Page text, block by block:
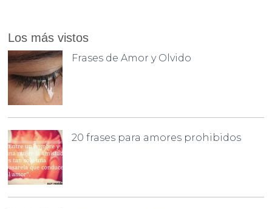
Los más vistos
Frases de Amor y Olvido
20 frases para amores prohibidos